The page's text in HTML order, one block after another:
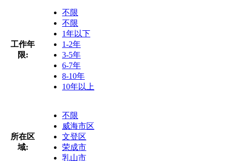
工作年
限:
不限
不限
1年以下
1-2年
3-5年
6-7年
8-10年
10年以上
所在区
域:
不限
威海市区
文登区
荣成市
乳山市